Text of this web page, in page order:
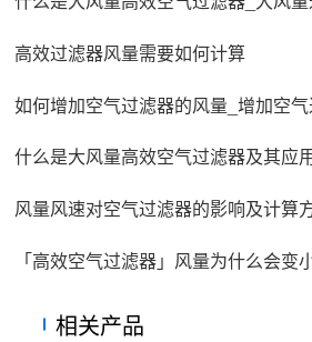
高效过滤器风量需要如何计算
如何增加空气过滤器的风量_增加空
什么是大风量高效空气过滤器及其应
风量风速对空气过滤器的影响及计算
「高效空气过滤器」风量为什么会变
相关产品